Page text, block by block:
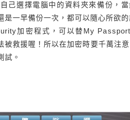
己選擇電腦中的資料夾來備份，
一早備份一次，都可以隨心所欲的
加密程式，可以替My
被救援喔！所以在加密時要千萬注
試。